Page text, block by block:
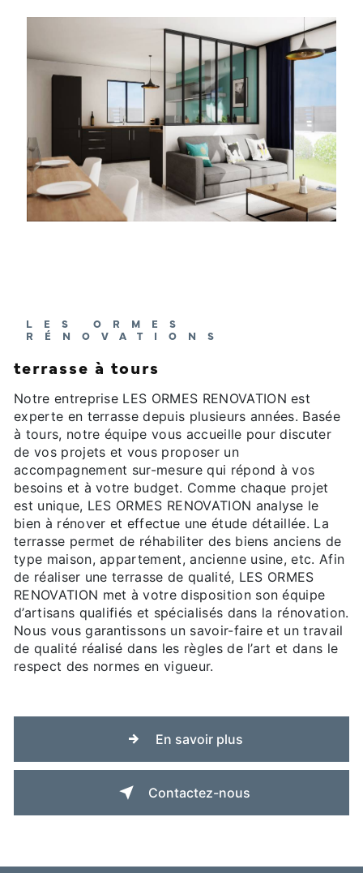
LES ORMES
RÉNOVATIONS
terrasse à tours
Notre entreprise LES ORMES RENOVATION est
experte en terrasse depuis plusieurs années. Basée
à tours, notre équipe vous accueille pour discuter
de vos projets et vous proposer un
accompagnement sur-mesure qui répond à vos
besoins et à votre budget. Comme chaque projet
est unique, LES ORMES RENOVATION analyse le
bien à rénover et effectue une étude détaillée. La
terrasse permet de réhabiliter des biens anciens de
type maison, appartement, ancienne usine, etc. Afin
de réaliser une terrasse de qualité, LES ORMES
RENOVATION met à votre disposition son équipe
d’artisans qualifiés et spécialisés dans la rénovation.
Nous vous garantissons un savoir-faire et un travail
de qualité réalisé dans les règles de l’art et dans le
respect des normes en vigueur.
En savoir plus
Contactez-nous